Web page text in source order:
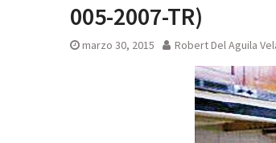
005-2007-TR)
marzo 30, 2015 Robert Del Aguila